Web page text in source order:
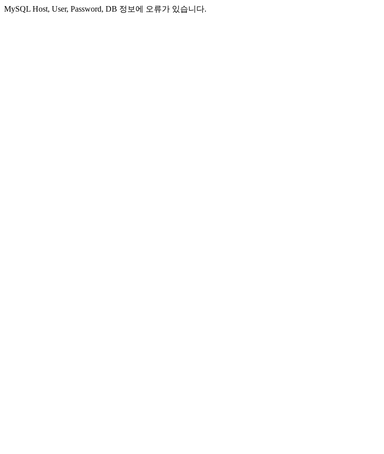
MySQL Host, User, Password, DB 정보에 오류가 있습니다.